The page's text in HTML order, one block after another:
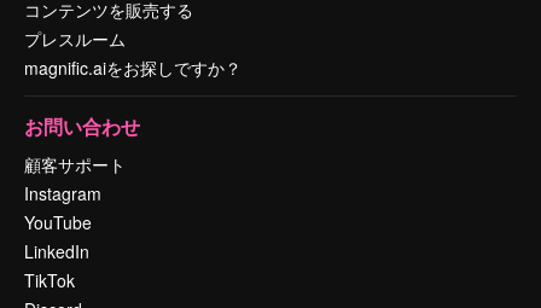
コンテンツを販売する
プレスルーム
magnific.aiをお探しですか？
お問い合わせ
顧客サポート
Instagram
YouTube
LinkedIn
TikTok